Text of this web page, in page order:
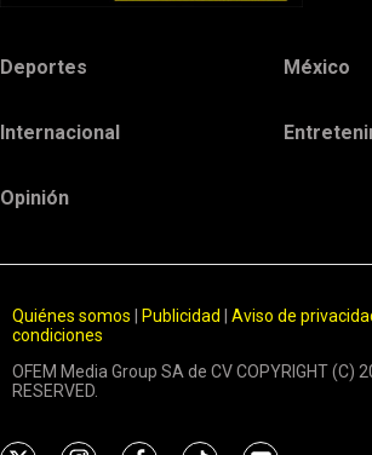
Deportes México
Internacional
Opinión
Quiénes somos Publicidad Aviso de
condiciones
OFEM Media Group SA de CV COPYRIGHT (C)
RESERVED.